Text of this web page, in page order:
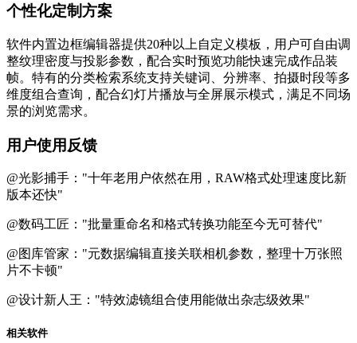
个性化定制方案
软件内置边框编辑器提供20种以上自定义模板，用户可自由调
整纹理密度与投影参数，配合实时预览功能快速完成作品装
帧。特有的分类检索系统支持关键词、分辨率、拍摄时段等多
维度组合查询，配合幻灯片播放与全屏展示模式，满足不同场
景的浏览需求。
用户使用反馈
@光影捕手： "十年老用户依然在用，RAW格式处理速度比新
版本还快"
@数码工匠： "批量重命名和格式转换功能至今无可替代"
@图库管家： "元数据编辑直接关联相机参数，整理十万张照
片不卡顿"
@设计新人王： "特效滤镜组合使用能做出杂志级效果"
相关软件